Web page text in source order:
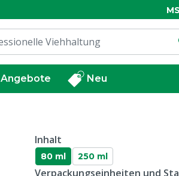
Angebote Neu
Inhalt
80 ml 250 ml
Verpackungseinheiten und